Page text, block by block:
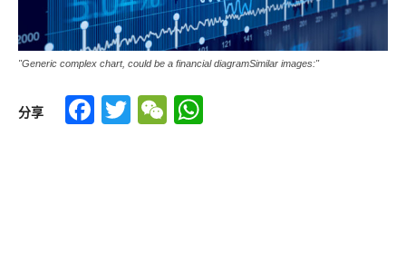
"Generic complex chart, could be a financial diagramSimilar images:"
分享 Facebook
TwitterWeChat